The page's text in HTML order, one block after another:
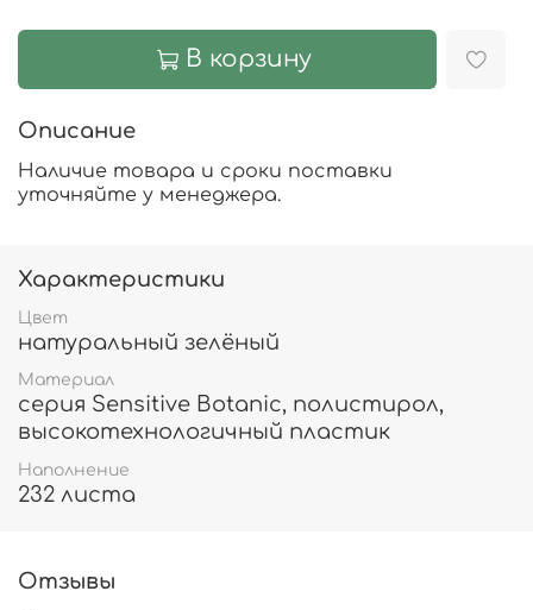
В корзину
Описание
Наличие товара и сроки поставки
уточняйте у менеджера.
Характеристики
Цвет
натуральный зелёный
Материал
серия Sensitive Botanic, полистирол,
высокотехнологичный пластик
Наполнение
232 листа
Отзывы